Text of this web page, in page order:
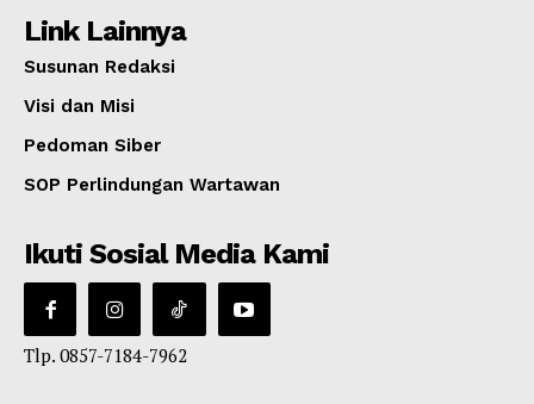
Link Lainnya
Susunan Redaksi
Visi dan Misi
Pedoman Siber
SOP Perlindungan Wartawan
Ikuti Sosial Media Kami
Tlp. 0857-7184-7962